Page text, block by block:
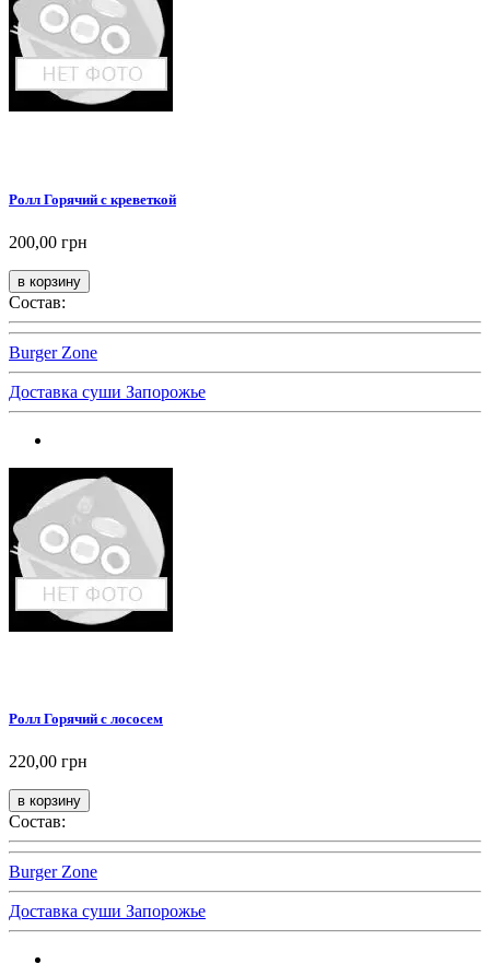
Ролл Горячий с креветкой
200,00 грн
Состав:
Burger Zone
Доставка суши Запорожье
Ролл Горячий с лососем
220,00 грн
Состав:
Burger Zone
Доставка суши Запорожье